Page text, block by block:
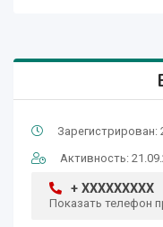
Зарегистрирован:
Активность:
+ XXXXXXXXX
Показать телефон